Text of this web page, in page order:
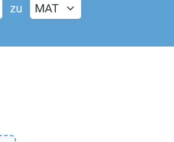
zu MAT